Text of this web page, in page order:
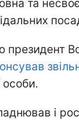
та
президент
особи.
і